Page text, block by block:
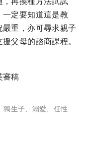
定要知道這是教
重，亦可尋求親子
父母的諮商課程。
審稿
獨生子、 溺愛、 任性